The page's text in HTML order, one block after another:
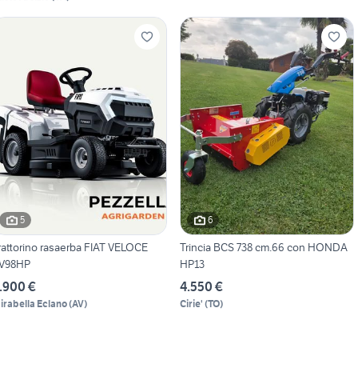
5
rasaerba FIAT VELOCE
€
Eclano(AV)
6
Trincia BCS 738 cm.66 con HONDA
HP13
4.550 €
Cirie' (TO)